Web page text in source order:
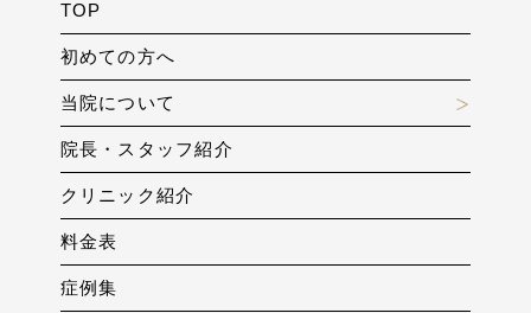
TOP
初めての方へ
当院について
院長・スタッフ紹介
クリニック紹介
料金表
症例集